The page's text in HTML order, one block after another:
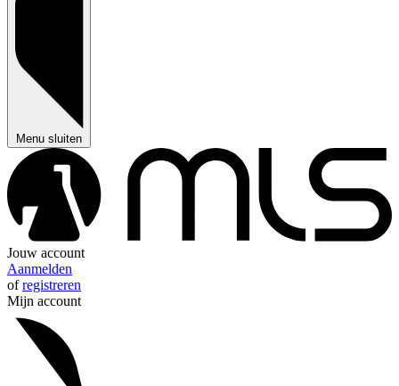
Menu sluiten
Jouw account
Aanmelden
ofregistreren
Mijn account